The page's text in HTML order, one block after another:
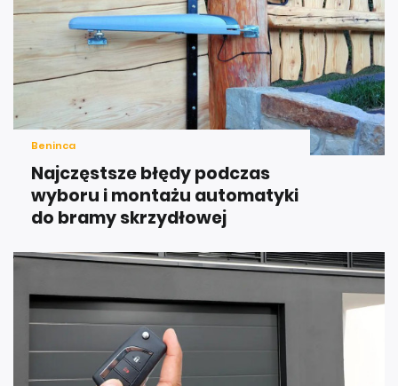
Beninca
Najczęstsze błędy podczas
wyboru i montażu automatyki
do bramy skrzydłowej